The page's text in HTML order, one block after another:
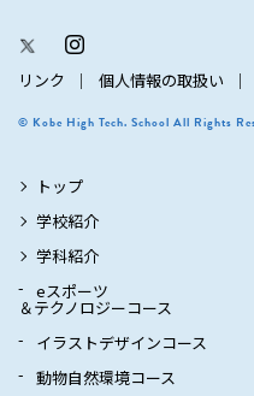
リンク 個人情報の取扱い
© Kobe High Tech. School All Rights
トップ
学校紹介
学科紹介
eスポーツ
＆テクノロジーコース
イラストデザインコース
動物自然環境コース